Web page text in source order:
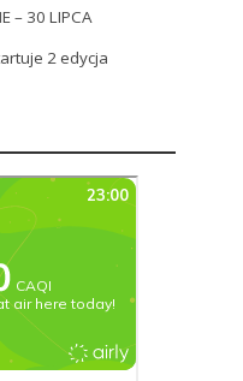
– 30 LIPCA
2 edycja